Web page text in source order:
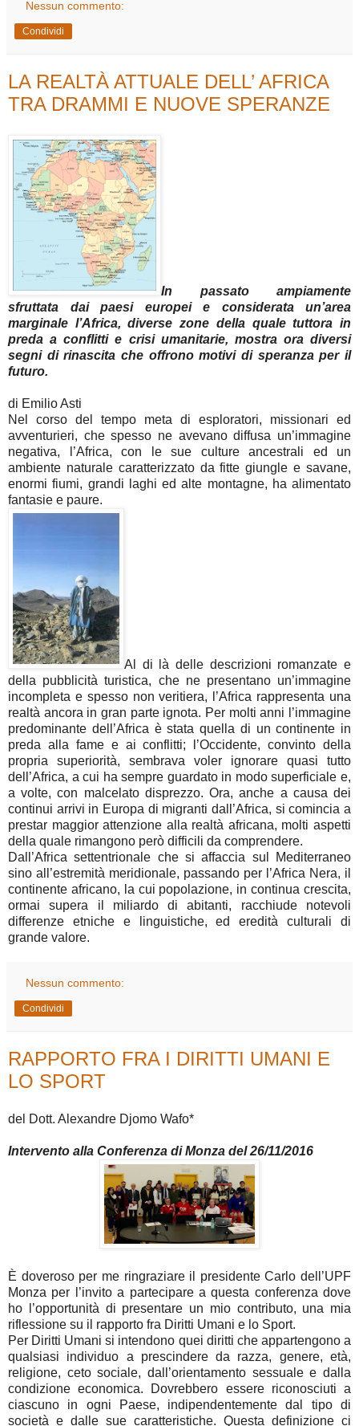
Nessun commento:
Condividi
LA REALTÀ ATTUALE DELL’ AFRICA
TRA DRAMMI E NUOVE SPERANZE
In passato ampiamente
sfruttata dai paesi europei e considerata un’area
marginale l’Africa, diverse zone della quale tuttora in
preda a conflitti e crisi umanitarie, mostra ora diversi
segni di rinascita che offrono motivi di speranza per il
futuro.
di Emilio Asti
Nel corso del tempo meta di esploratori, missionari ed
avventurieri, che spesso ne avevano diffusa un’immagine
negativa, l’Africa, con le sue culture ancestrali ed un
ambiente naturale caratterizzato da fitte giungle e savane,
enormi fiumi, grandi laghi ed alte montagne, ha alimentato
fantasie e paure.
Al di là delle descrizioni romanzate e
della pubblicità turistica, che ne presentano un’immagine
incompleta e spesso non veritiera, l’Africa rappresenta una
realtà ancora in gran parte ignota. Per molti anni l’immagine
predominante dell’Africa è stata quella di un continente in
preda alla fame e ai conflitti; l’Occidente, convinto della
propria superiorità, sembrava voler ignorare quasi tutto
dell’Africa, a cui ha sempre guardato in modo superficiale e,
a volte, con malcelato disprezzo. Ora, anche a causa dei
continui arrivi in Europa di migranti dall’Africa, si comincia a
prestar maggior attenzione alla realtà africana, molti aspetti
della quale rimangono però difficili da comprendere.
Dall’Africa settentrionale che si affaccia sul Mediterraneo
sino all’estremità meridionale, passando per l’Africa Nera, il
continente africano, la cui popolazione, in continua crescita,
ormai supera il miliardo di abitanti, racchiude notevoli
differenze etniche e linguistiche, ed eredità culturali di
grande valore.
Nessun commento:
Condividi
RAPPORTO FRA I DIRITTI UMANI E
LO SPORT
del Dott. Alexandre Djomo Wafo*
Intervento alla Conferenza di Monza del 26/11/2016
È doveroso per me ringraziare il presidente Carlo dell’UPF
Monza per l’invito a partecipare a questa conferenza dove
ho l’opportunità di presentare un mio contributo, una mia
riflessione su il rapporto fra Diritti Umani e lo Sport.
Per Diritti Umani si intendono quei diritti che appartengono a
qualsiasi individuo a prescindere da razza, genere, età,
religione, ceto sociale, dall’orientamento sessuale e dalla
condizione economica. Dovrebbero essere riconosciuti a
ciascuno in ogni Paese, indipendentemente dal tipo di
società e dalle sue caratteristiche. Questa definizione ci